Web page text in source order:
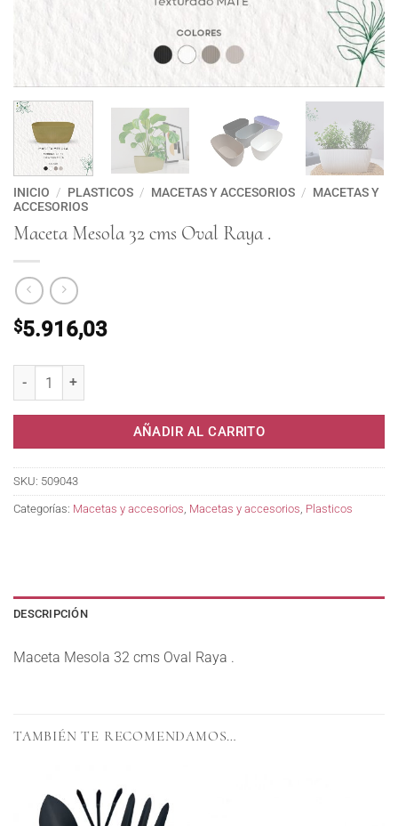
INICIO / PLASTICOS / MACETAS Y ACCESORIOS / MACETAS Y
ACCESORIOS
Maceta Mesola 32 cms Oval Raya .
$5.916,03
AÑADIR AL CARRITO
SKU: 509043
Categorías: Macetas y accesorios, Macetas y accesorios, Plasticos
DESCRIPCIÓN
Maceta Mesola 32 cms Oval Raya .
TAMBIÉN TE RECOMENDAMOS…